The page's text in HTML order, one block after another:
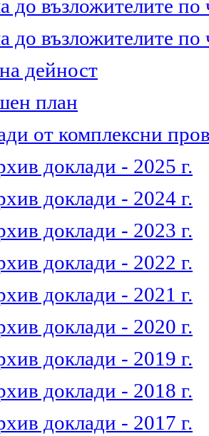
до възложителите по
до възложителите по
дейност
план
от комплексни
доклади - 2025 г.
доклади - 2024 г.
доклади - 2023 г.
доклади - 2022 г.
доклади - 2021 г.
доклади - 2020 г.
доклади - 2019 г.
доклади - 2018 г.
доклади - 2017 г.